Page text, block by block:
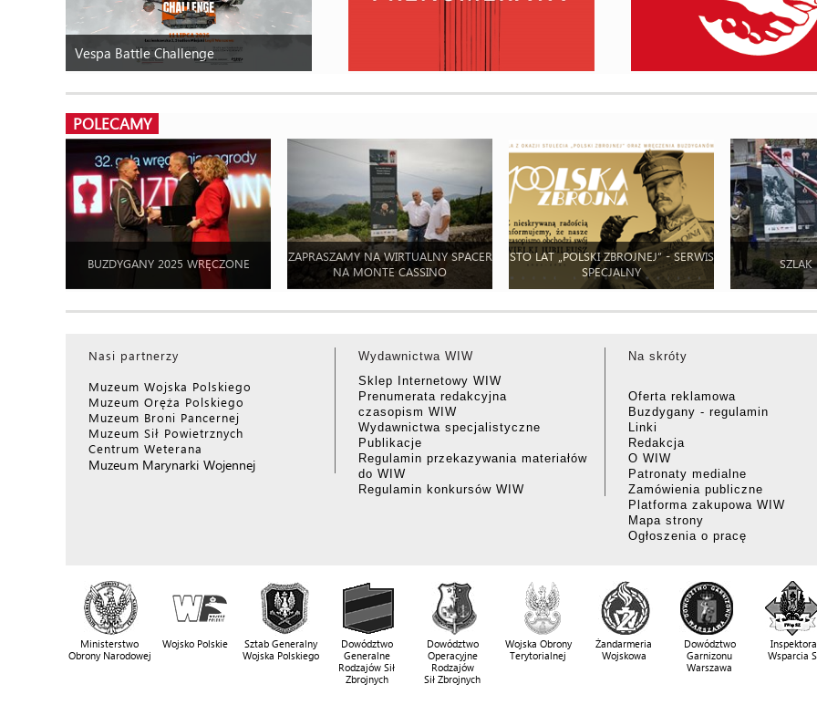
Vespa Battle Challenge
POLECAMY
BUZDYGANY 2025 WRĘCZONE
ZAPRASZAMY NA WIRTUALNY SPACER
NA MONTE CASSINO
STO LAT „POLSKI ZBROJNEJ” - SERWIS
SPECJALNY
SZLAK
Nasi partnerzy
Muzeum Wojska Polskiego
Muzeum Oręża Polskiego
Muzeum Broni Pancernej
Muzeum Sił Powietrznych
Centrum Weterana
Muzeum Marynarki Wojennej
Wydawnictwa WIW
Sklep Internetowy WIW
Prenumerata redakcyjna
czasopism WIW
Wydawnictwa specjalistyczne
Publikacje
Regulamin przekazywania materiałów
do WIW
Regulamin konkursów WIW
Na skróty
Oferta reklamowa
Buzdygany - regulamin
Linki
Redakcja
O WIW
Patronaty medialne
Zamówienia publiczne
Platforma zakupowa WIW
Mapa strony
Ogłoszenia o pracę
Ministerstwo
Obrony Narodowej
Wojsko Polskie
Sztab Generalny
Wojska Polskiego
Dowództwo
Generalne
Rodzajów Sił
Zbrojnych
Dowództwo
Operacyjne
Rodzajów
Sił Zbrojnych
Wojska Obrony
Terytorialnej
Żandarmeria
Wojskowa
Dowództwo
Garnizonu
Warszawa
Wsparcia